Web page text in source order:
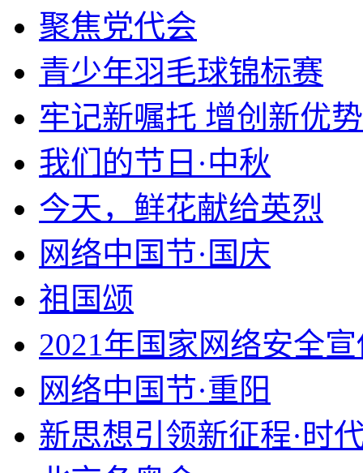
聚焦党代会
青少年羽毛球锦标赛
牢记新嘱托 增创新优
我们的节日·中秋
今天，鲜花献给英烈
网络中国节·国庆
祖国颂
2021年国家网络安全
网络中国节·重阳
新思想引领新征程·时